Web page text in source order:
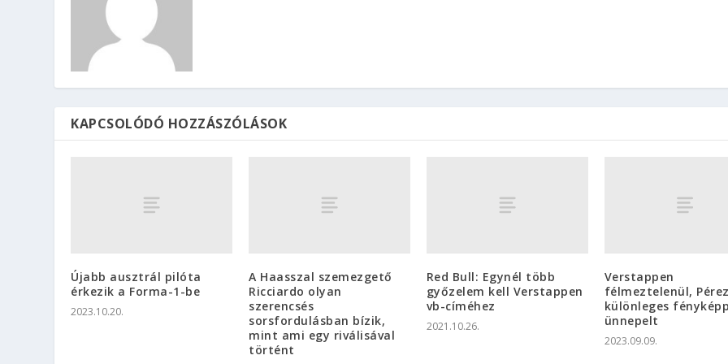
KAPCSOLÓDÓ HOZZÁSZÓLÁSOK
Újabb ausztrál pilóta
érkezik a Forma-1-be
2023.10.20.
A Haasszal szemezgető
Ricciardo olyan
szerencsés
sorsfordulásban bízik,
mint ami egy riválisával
történt
Red Bull: Egynél több
győzelem kell Verstappen
vb-címéhez
2021.10.26.
Verstappen
félmeztelenül,
különleges
ünnepelt
2023.09.09.